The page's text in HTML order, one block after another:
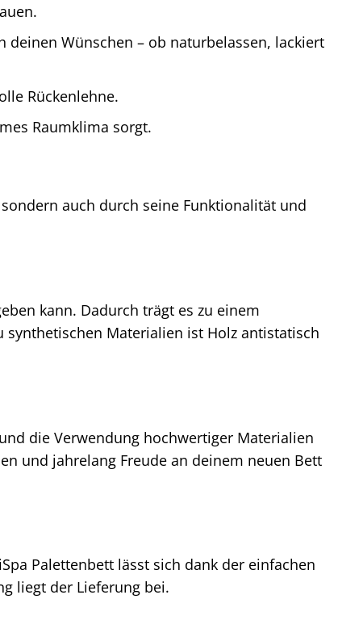
deinen Wünschen – ob naturbelassen, lackiert
Rückenlehne.
Raumklima sorgt.
auch durch seine Funktionalität und
kann. Dadurch trägt es zu einem
synthetischen Materialien ist Holz antistatisch
die Verwendung hochwertiger Materialien
und jahrelang Freude an deinem neuen Bett
Palettenbett lässt sich dank der einfachen
liegt der Lieferung bei.